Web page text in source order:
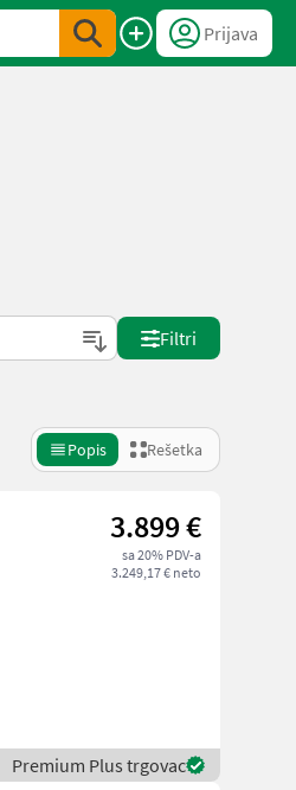
Prijava
Filtri
Popis Rešetka
3.899 €
sa 20% PDV-a
3.249,17 € neto
Premium Plus trgovac